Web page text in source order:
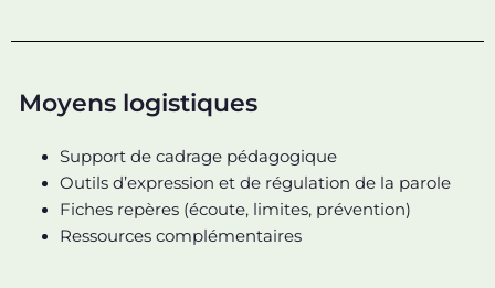
Moyens logistiques
Support de cadrage pédagogique
Outils d’expression et de régulation de la parole
Fiches repères (écoute, limites, prévention)
Ressources complémentaires